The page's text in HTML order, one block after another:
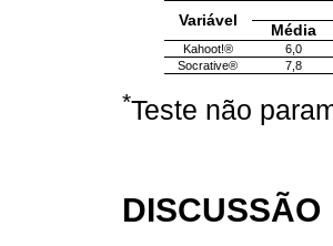
Variável
Média
Kahoot!® 6,0
Socrative®
7,8
*Teste não
DISCUSSÃO